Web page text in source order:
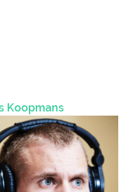
Koopmans